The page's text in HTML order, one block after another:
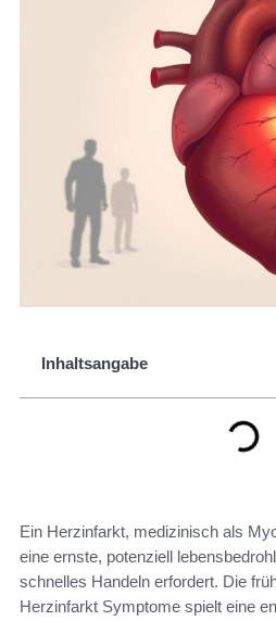
Inhaltsangabe
Ein Herzinfarkt, medizinisch als
eine ernste, potenziell
schnelles Handeln erfordert. Die
Herzinfarkt Symptome spielt eine